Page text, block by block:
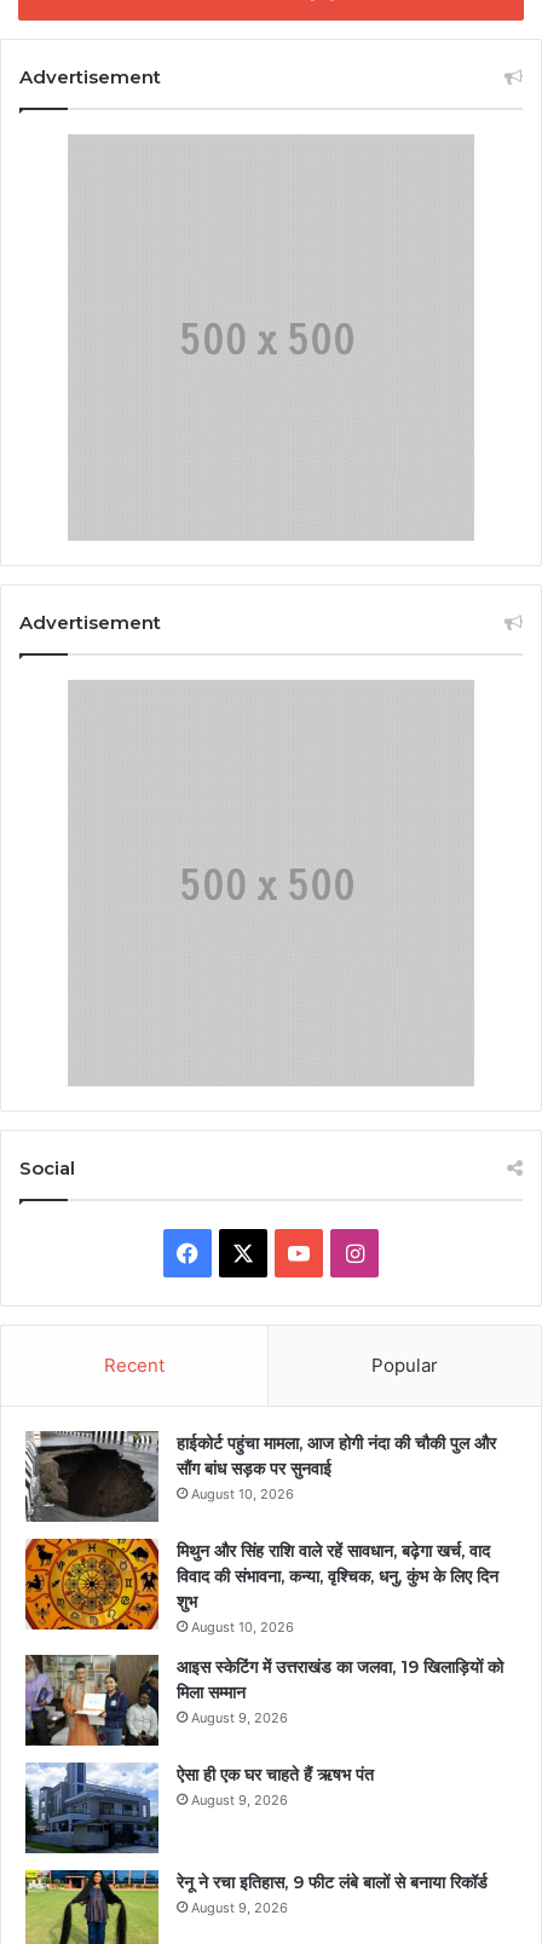
Advertisement
Advertisement
Social
Facebook YouTubeInstagram
Recent Popular
हाईकोर्ट पहुंचा मामला, आज होगी नंदा की चौकी पुल और
सौंग बांध सड़क पर सुनवाई
August 10, 2026
मिथुन और सिंह राशि वाले रहें सावधान, बढ़ेगा खर्च, वाद
विवाद की संभावना, कन्या, वृश्चिक, धनु, कुंभ के लिए दिन
शुभ
August 10, 2026
आइस स्केटिंग में उत्तराखंड का जलवा, 19 खिलाड़ियों को
मिला सम्मान
August 9, 2026
ऐसा ही एक घर चाहते हैं ऋषभ पंत
August 9, 2026
रेनू ने रचा इतिहास, 9 फीट लंबे बालों से बनाया रिकॉर्ड
August 9, 2026